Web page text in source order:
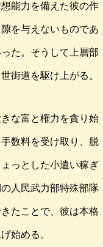
能力を備えた彼の作
を与えないものであ
た。そうして上層部
街道を駆け上がる。
な富と権力を貪り始
数料を受け取り、脱
っとした小遣い稼ぎ
人民武力部特殊部隊
たことで、彼は本格
始める。